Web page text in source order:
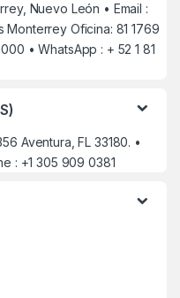
Nuevo León • Email :
Monterrey Oficina: 81 1769
• WhatsApp : + 52 1 81
Aventura, FL 33180. •
: +1 305 909 0381